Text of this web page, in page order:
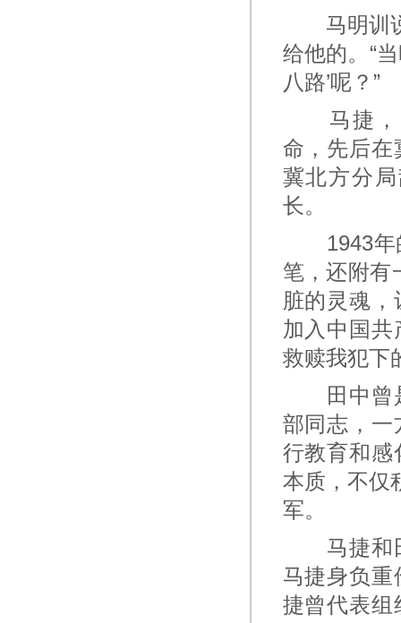
马明训说
给他的。“
八路’呢？”
马捷，
命，先后在
冀北方分
长。
1943年的
笔，还附有
脏的灵魂
加入中国
救赎我犯下
田中曾是
部同志，一
行教育和感
本质，不仅
军。
马捷和田
马捷身负
捷曾代表组